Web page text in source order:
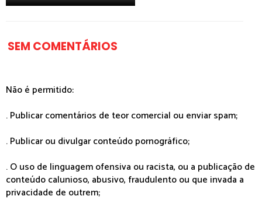
SEM COMENTÁRIOS
Não é permitido:
. Publicar comentários de teor comercial ou enviar spam;
. Publicar ou divulgar conteúdo pornográfico;
. O uso de linguagem ofensiva ou racista, ou a publicação de
conteúdo calunioso, abusivo, fraudulento ou que invada a
privacidade de outrem;